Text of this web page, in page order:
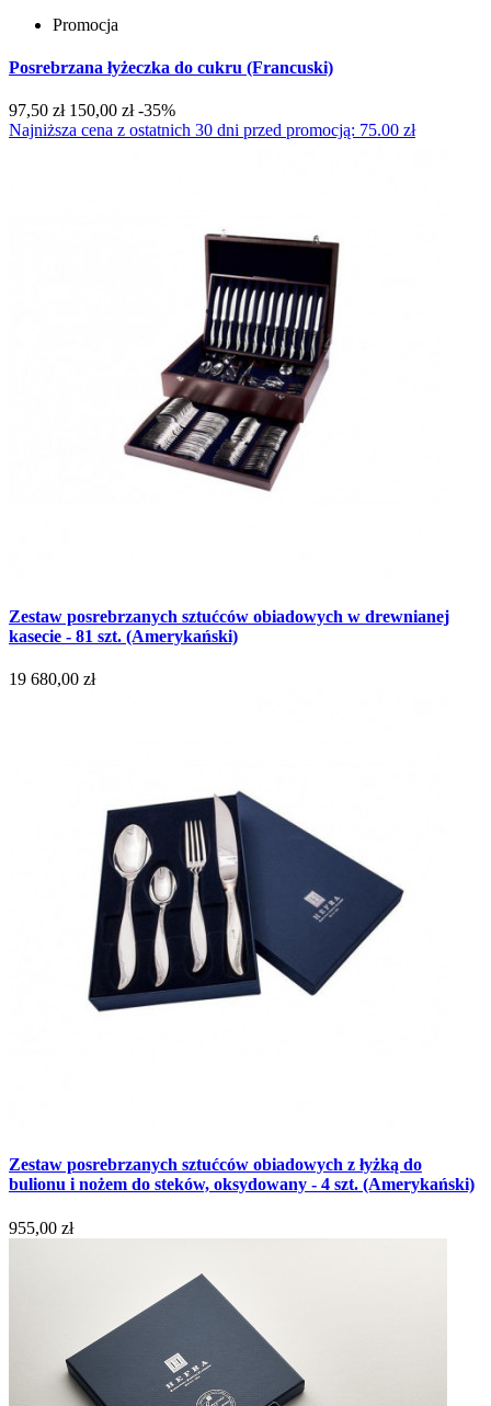
Promocja
Posrebrzana łyżeczka do cukru (Francuski)
97,50 zł 150,00 zł -35%
Najniższa cena z ostatnich 30 dni przed promocją: 75.00 zł
Zestaw posrebrzanych sztućców obiadowych w drewnianej
kasecie - 81 szt. (Amerykański)
19 680,00 zł
Zestaw posrebrzanych sztućców obiadowych z łyżką do
bulionu i nożem do steków, oksydowany - 4 szt. (Amerykański)
955,00 zł